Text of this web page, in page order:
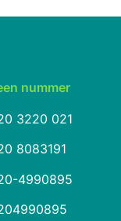
nummer
3220 021
8083191
4990895